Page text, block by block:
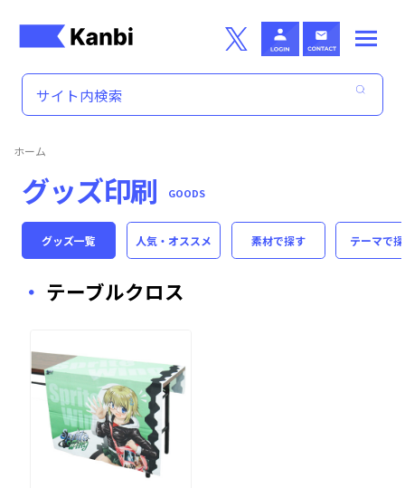
ホーム
グッズ印刷 GOODS
グッズ一覧 人気・オススメ 素材で探す テーマで
テーブルクロス